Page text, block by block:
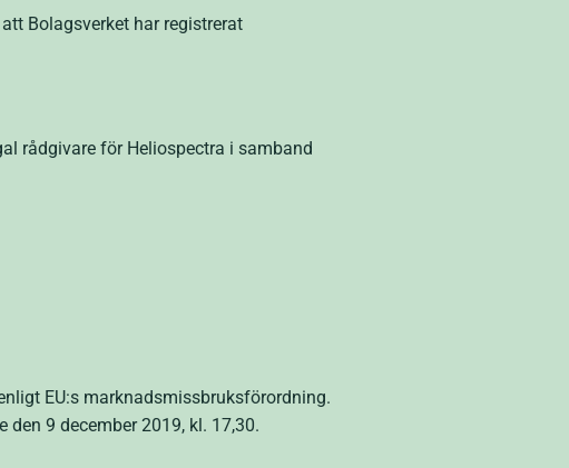
Bolagsverket har registrerat
rådgivare för Heliospectra i samband
EU:s marknadsmissbruksförordning.
9 december 2019, kl. 17,30.